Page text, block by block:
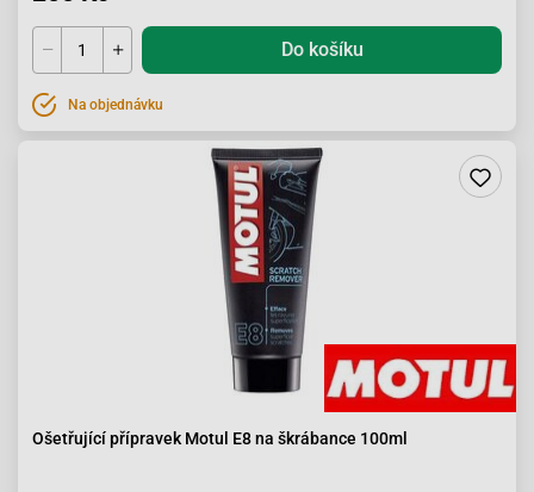
Do košíku
Na objednávku
Ošetřující přípravek Motul E8 na škrábance 100ml